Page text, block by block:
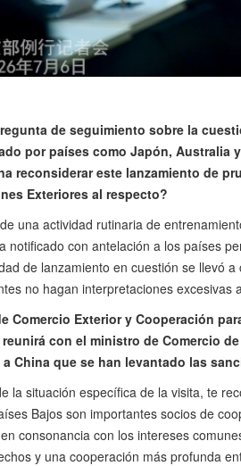
de seguimiento sobre la
por países como Japón, Australia
reconsiderar este lanzamiento de
Exteriores al respecto?
una actividad rutinaria de
notificado con antelación a los países
de lanzamiento en cuestión se llevó
no hagan interpretaciones excesivas
Comercio Exterior y Cooperación
con el ministro de Comercio
China que se han levantado las
la situación específica de la visita, te
Bajos son importantes socios de
consonancia con los intereses
y una cooperación más profunda